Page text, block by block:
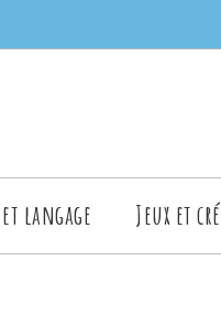
langage Jeux et